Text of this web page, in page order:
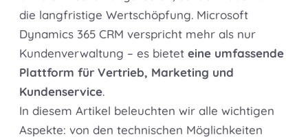
die langfristige Wertschöpfung. Microsoft
Dynamics 365 CRM verspricht mehr als nur
Kundenverwaltung – es bietet eine umfassende
Plattform für Vertrieb, Marketing und
Kundenservice.
In diesem Artikel beleuchten wir alle wichtigen
Aspekte: von den technischen Möglichkeiten